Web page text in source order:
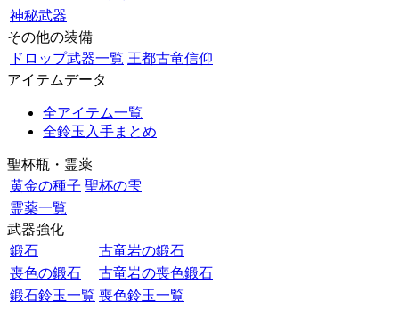
神秘武器
その他の装備
ドロップ武器一覧 王都古竜信仰
アイテムデータ
全アイテム一覧
全鈴玉入手まとめ
聖杯瓶・霊薬
黄金の種子 聖杯の雫
霊薬一覧
武器強化
鍛石
古竜岩の鍛石
喪色の鍛石
古竜岩の喪色鍛石
鍛石鈴玉一覧 喪色鈴玉一覧